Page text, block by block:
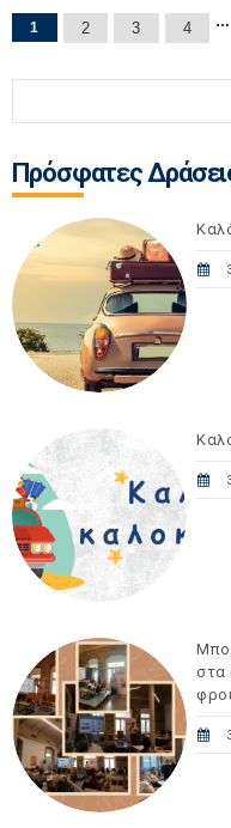
Σελίδες
1 2 3 4 …
Πρόσφατες
στα